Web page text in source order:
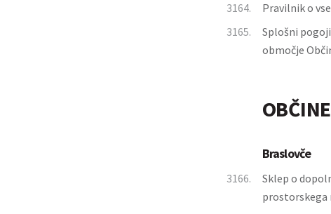
3164.
Pravilnik o
3165.
Splošni
območje
OBČINE
Braslovče
3166.
Sklep o
prostorskega